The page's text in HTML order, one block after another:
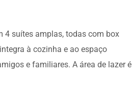
4 suítes amplas, todas com box
à cozinha e ao espaço
e familiares. A área de lazer é